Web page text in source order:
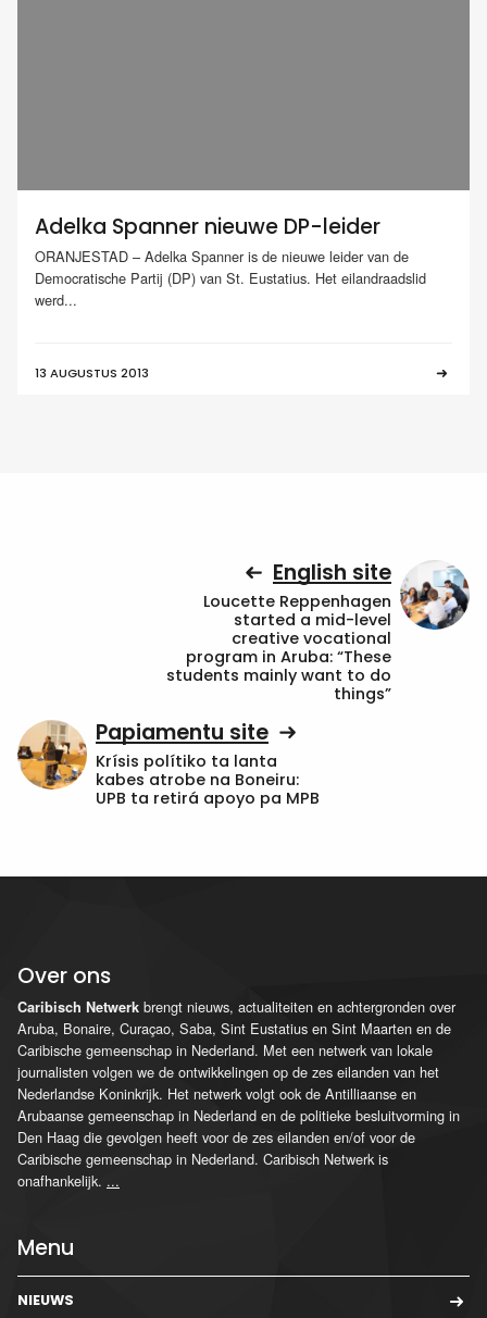
Adelka Spanner nieuwe DP-leider
ORANJESTAD – Adelka Spanner is de nieuwe leider van de
Democratische Partij (DP) van St. Eustatius. Het eilandraadslid
werd...
13 AUGUSTUS 2013
English site
Loucette Reppenhagen
started a mid-level
creative vocational
program in Aruba: “These
students mainly want to do
things”
Papiamentu site
Krísis polítiko ta lanta
kabes atrobe na Boneiru:
UPB ta retirá apoyo pa MPB
Over ons
Caribisch Netwerk brengt nieuws, actualiteiten en achtergronden over
Aruba, Bonaire, Curaçao, Saba, Sint Eustatius en Sint Maarten en de
Caribische gemeenschap in Nederland. Met een netwerk van lokale
journalisten volgen we de ontwikkelingen op de zes eilanden van het
Nederlandse Koninkrijk. Het netwerk volgt ook de Antilliaanse en
Arubaanse gemeenschap in Nederland en de politieke besluitvorming in
Den Haag die gevolgen heeft voor de zes eilanden en/of voor de
Caribische gemeenschap in Nederland. Caribisch Netwerk is
onafhankelijk. ...
Menu
NIEUWS